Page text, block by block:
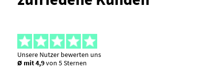
Unsere Nutzer bewerten uns
Ø mit 4,9von 5 Sternen